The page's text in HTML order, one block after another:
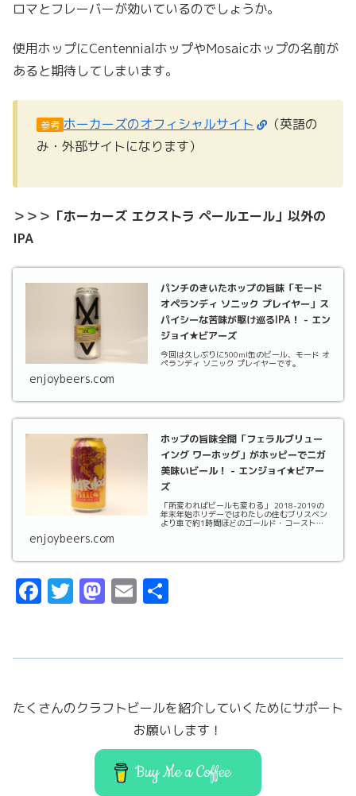
ロマとフレーバーが効いているのでしょうか。
使用ホップにCentennialホップやMosaicホップの名前が
あると期待してしまいます。
参考 ホーカーズのオフィシャルサイト
（英語の
み・外部サイトになります）
＞＞＞「ホーカーズ エクストラ ペールエール」以外の
IPA
パンチのきいたホップの旨味「モード
オペランディ ソニック プレイヤー」ス
パイシーな苦味が駆け巡るIPA！ - エン
ジョイ★ビアーズ
今回は久しぶりに500ml缶のビール、モード オ
ペランディ ソニック プレイヤーです。
enjoybeers.com
ホップの旨味全開「フェラルブリュー
イング ワーホッグ」がホッピーでニガ
美味いビール！ - エンジョイ★ビアー
ズ
「所変わればビールも変わる」 2018-2019の
年末年始ホリデーではわたしの住むブリスベン
より車で約1時間ほどのゴールド・コーストに
enjoybeers.com
F
e
b
o
T
t
er
M
o
o
n
E
l
たくさんのクラフトビールを紹介していくためにサポート
お願いします！
Buy Me a Coffee